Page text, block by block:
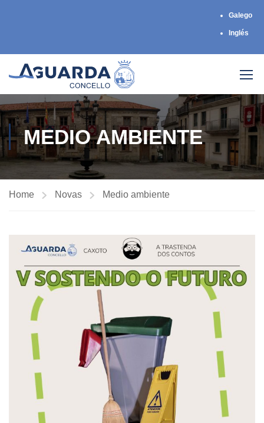
Galego
Inglés
MEDIO AMBIENTE
Home Novas Medio ambiente